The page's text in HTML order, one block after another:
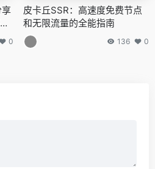
0
皮卡丘SSR：高速度免费节点
和无限流量的全能指南
136 0